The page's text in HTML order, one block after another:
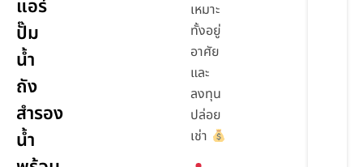
แอร์
ปั๊ม
น้ำ
ถัง
สำรอง
น้ำ
เหมาะ
ทั้งอยู่
อาศัย
และ
ลงทุน
ปล่อย
เช่า